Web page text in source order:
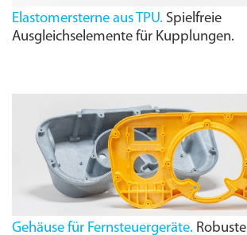
Elastomersterne aus TPU. Spielfreie
Ausgleichselemente für Kupplungen.
Gehäuse für Fernsteuergeräte. Robuste